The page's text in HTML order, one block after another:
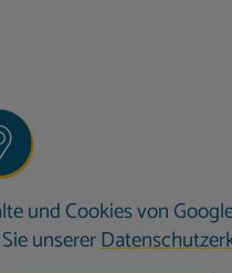
Rasen
Abende
und Cookies von
unserer